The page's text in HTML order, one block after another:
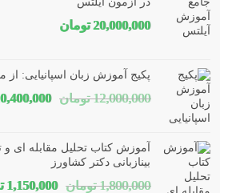
20,000,000 تومان
پکیج آموزش زبان اسپانیایی: از
12,000,000 تومان قیمت
بود.
آموزش کتاب تحلیل مقابله ای و
بینازبانی دکتر کشاورز
1,800,000 تومان قیمت
1,150,000